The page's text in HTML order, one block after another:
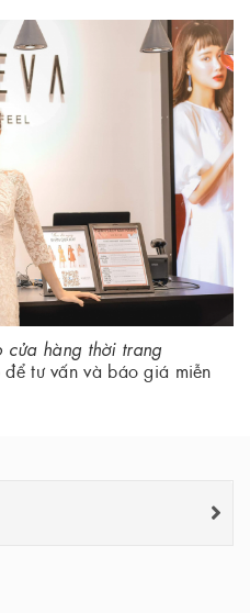
cửa hàng thời trang
tư vấn và báo giá miễn